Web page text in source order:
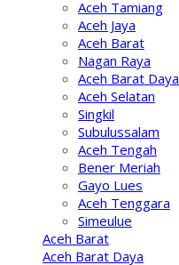
Aceh Tamiang
Aceh Jaya
Aceh Barat
Nagan Raya
Aceh Barat Daya
Aceh Selatan
Singkil
Subulussalam
Aceh Tengah
Bener Meriah
Gayo Lues
Aceh Tenggara
Simeulue
Aceh Barat
Aceh Barat Daya